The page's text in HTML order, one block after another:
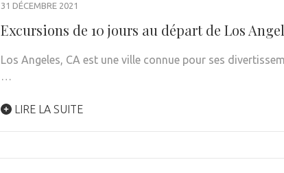
31 DÉCEMBRE 2021
Excursions de 10 jours au départ de Los
Los Angeles, CA est une ville connue pour ses
LIRE LA SUITE